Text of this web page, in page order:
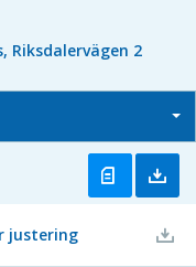
Riksdalervägen 2
justering